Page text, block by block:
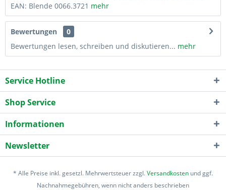
EAN: Blende 0066.3721 mehr
Bewertungen
0
Bewertungen lesen, schreiben und diskutieren... mehr
Service Hotline
Shop Service
Informationen
Newsletter
* Alle Preise inkl. gesetzl. Mehrwertsteuer zzgl.Versandkosten und ggf.
Nachnahmegebühren, wenn nicht anders beschrieben